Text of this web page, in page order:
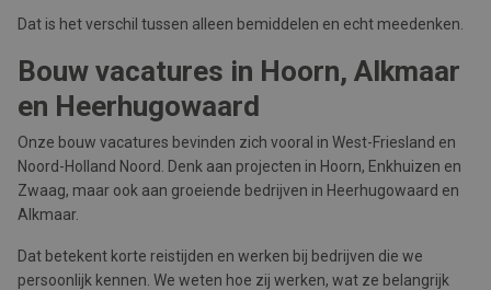
Dat is het verschil tussen alleen bemiddelen en echt meedenken.
Bouw vacatures in Hoorn, Alkmaar
en Heerhugowaard
Onze bouw vacatures bevinden zich vooral in West-Friesland en
Noord-Holland Noord. Denk aan projecten in Hoorn, Enkhuizen en
Zwaag, maar ook aan groeiende bedrijven in Heerhugowaard en
Alkmaar.
Dat betekent korte reistijden en werken bij bedrijven die we
persoonlijk kennen. We weten hoe zij werken, wat ze belangrijk